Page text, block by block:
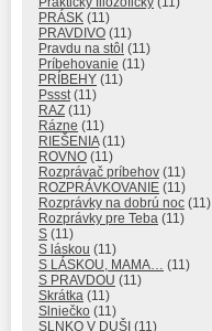
PRÁSK (11)
PRAVDIVO (11)
Pravdu na stôl (11)
Príbehovanie (11)
PRÍBEHY (11)
Pssst(11)
RAZ (11)
Rázne (11)
RIEŠENIA(11)
ROVNO (11)
Rozprávač príbehov (11)
ROZPRÁVKOVANIE (11)
Rozprávky na dobrú noc (11)
Rozprávky pre Teba (11)
S (11)
S láskou (11)
S LÁSKOU, MAMA… (11)
S PRAVDOU (11)
Skrátka (11)
Slniečko (11)
SLNKO V DUŠI (11)